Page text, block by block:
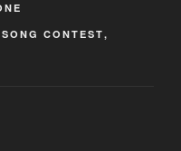
CONTEST,